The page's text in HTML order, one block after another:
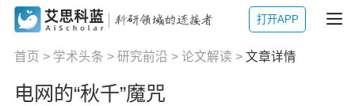
打开APP
首页 > 学术头条 > 研究前沿 > 论文解读 > 文章详情
电网的“秋千”魔咒